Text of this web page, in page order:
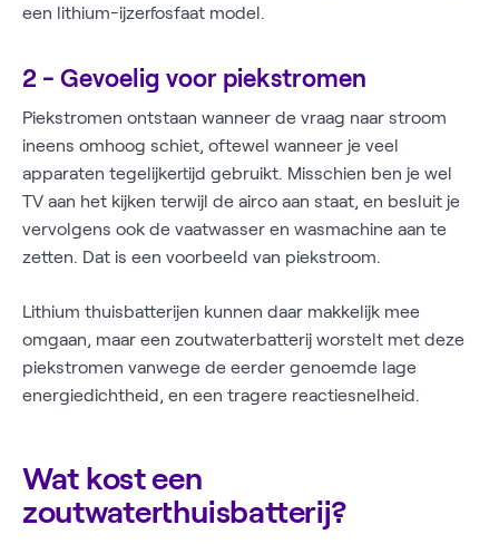
een lithium-ijzerfosfaat model.
2 - Gevoelig voor piekstromen
Piekstromen ontstaan wanneer de vraag naar stroom
ineens omhoog schiet, oftewel wanneer je veel
apparaten tegelijkertijd gebruikt. Misschien ben je wel
TV aan het kijken terwijl de airco aan staat, en besluit je
vervolgens ook de vaatwasser en wasmachine aan te
zetten. Dat is een voorbeeld van piekstroom.
Lithium thuisbatterijen kunnen daar makkelijk mee
omgaan, maar een zoutwaterbatterij worstelt met deze
piekstromen vanwege de eerder genoemde lage
energiedichtheid, en een tragere reactiesnelheid.
Wat kost een
zoutwaterthuisbatterij?